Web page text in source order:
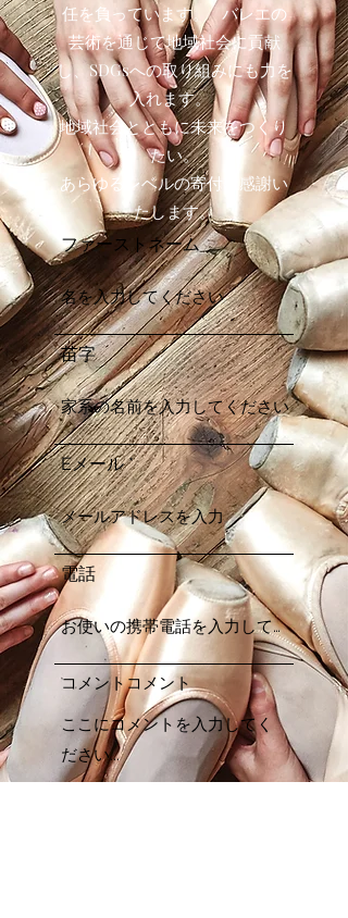
任を負っています。 バレエの
芸術を通じて地域社会に貢献
し、SDGsへの取り組みにも力を
入れます。
地域社会とともに未来をつくり
たい。
あらゆるレベルの寄付に感謝い
たします。
ファーストネーム
苗字
Eメール
電話
コメントコメント